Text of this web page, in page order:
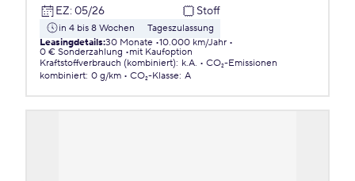
EZ: 05/26 Stoff
in 4 bis 8 Wochen
Tageszulassung
Leasingdetails:30 Monate 10.000 km/Jahr
0 € Sonderzahlung
mit Kaufoption
Kraftstoffverbrauch (kombiniert): k.A.
CO₂-Emissionen
kombiniert: 0 g/km CO₂-Klasse: A